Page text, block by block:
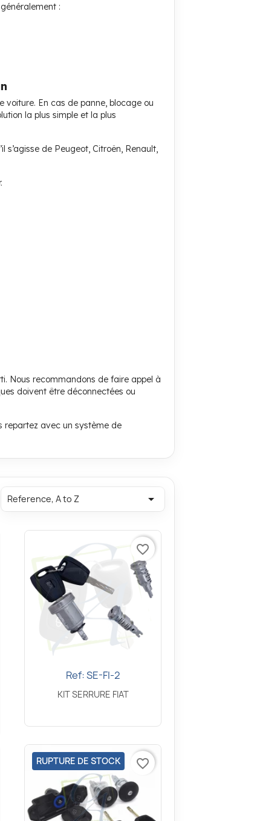
:
En cas de panne, blocage ou
la plus simple et la plus
s’agisse de Peugeot, Citroën, Renault,
Nous recommandons de faire appel à
doivent être déconnectées ou
repartez avec un système de
Reference, A to Z 
Aperçu rapide
Ref: SE-FI-2
KIT SERRURE FIAT
favorite_border
RUPTURE DE STOCK favorite_border